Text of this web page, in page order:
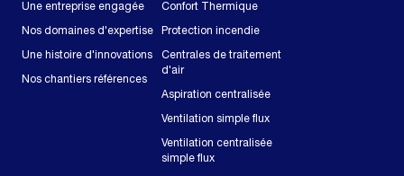
Une entreprise engagée
Nos domaines d'expertise
Une histoire d'innovations
Nos chantiers références
Confort Thermique
Protection incendie
Centrales de traitement
d'air
Aspiration centralisée
Ventilation simple flux
Ventilation centralisée
simple flux